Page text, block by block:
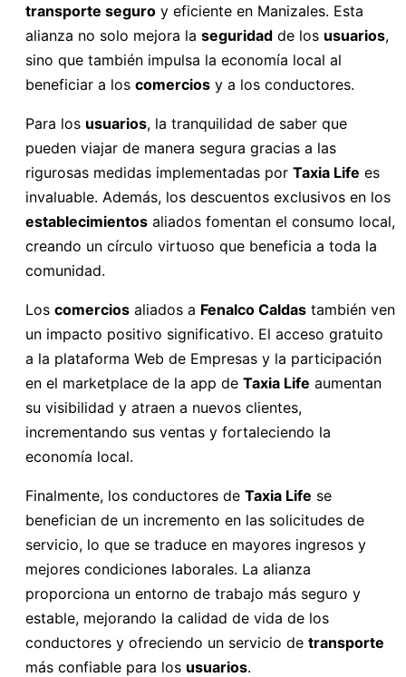
transporte seguro y eficiente en Manizales. Esta
alianza no solo mejora la seguridad de los usuarios,
sino que también impulsa la economía local al
beneficiar a los comercios y a los conductores.
Para los usuarios, la tranquilidad de saber que
pueden viajar de manera segura gracias a las
rigurosas medidas implementadas por Taxia Life es
invaluable. Además, los descuentos exclusivos en los
establecimientos aliados fomentan el consumo local,
creando un círculo virtuoso que beneficia a toda la
comunidad.
Los comercios aliados a Fenalco Caldas también ven
un impacto positivo significativo. El acceso gratuito
a la plataforma Web de Empresas y la participación
en el marketplace de la app de Taxia Life aumentan
su visibilidad y atraen a nuevos clientes,
incrementando sus ventas y fortaleciendo la
economía local.
Finalmente, los conductores de Taxia Life se
benefician de un incremento en las solicitudes de
servicio, lo que se traduce en mayores ingresos y
mejores condiciones laborales. La alianza
proporciona un entorno de trabajo más seguro y
estable, mejorando la calidad de vida de los
conductores y ofreciendo un servicio de transporte
más confiable para los usuarios.